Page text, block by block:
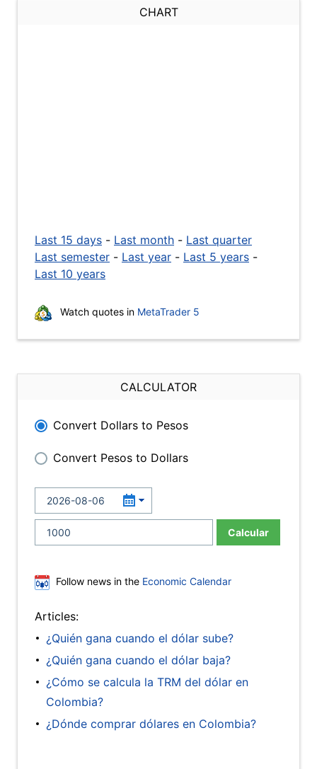
CHART
Last 15 days - Last month - Last quarter
Last semester - Last year - Last 5 years -
Last 10 years
Watch quotes in MetaTrader 5
CALCULATOR
Convert Dollars to Pesos
Convert Pesos to Dollars
Calcular
Follow news in the Economic Calendar
Articles:
¿Quién gana cuando el dólar sube?
¿Quién gana cuando el dólar baja?
¿Cómo se calcula la TRM del dólar en
Colombia?
¿Dónde comprar dólares en Colombia?